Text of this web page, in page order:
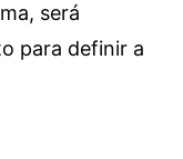
será
para definir a